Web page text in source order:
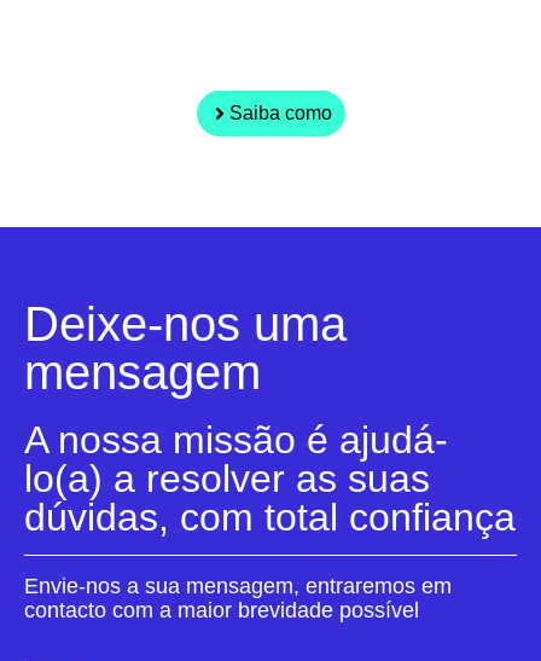
Saiba como
Deixe-nos uma
mensagem
A nossa missão é ajudá-
lo(a) a resolver as suas
dúvidas, com total confiança
Envie-nos a sua mensagem, entraremos em
contacto com a maior brevidade possível